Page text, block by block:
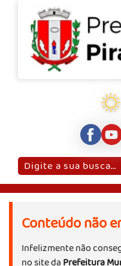
Pesquisar:
Conteúdo não
Infelizmente não
no site da Prefeitura